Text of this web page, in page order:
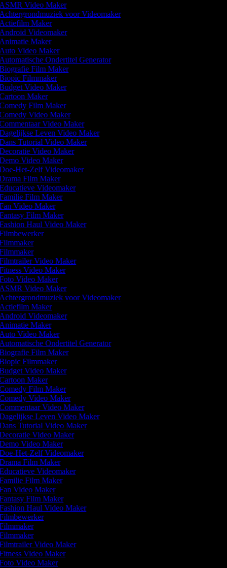
Video Maker
voor Videomaker
Maker
Videomaker
Maker
Video Maker
Ondertitel Generator
Film Maker
Filmmaker
Video Maker
Maker
Film Maker
Video Maker
Video Maker
Leven Video Maker
Tutorial Video Maker
Video Maker
Video Maker
Het-Zelf Videomaker
Film Maker
Videomaker
Film Maker
Video Maker
Film Maker
Haul Video Maker
Video Maker
Video Maker
Video Maker
Video Maker
voor Videomaker
Maker
Videomaker
Maker
Video Maker
Ondertitel Generator
Film Maker
Filmmaker
Video Maker
Maker
Film Maker
Video Maker
Video Maker
Leven Video Maker
Tutorial Video Maker
Video Maker
Video Maker
Het-Zelf Videomaker
Film Maker
Videomaker
Film Maker
Video Maker
Film Maker
Haul Video Maker
Video Maker
Video Maker
Video Maker